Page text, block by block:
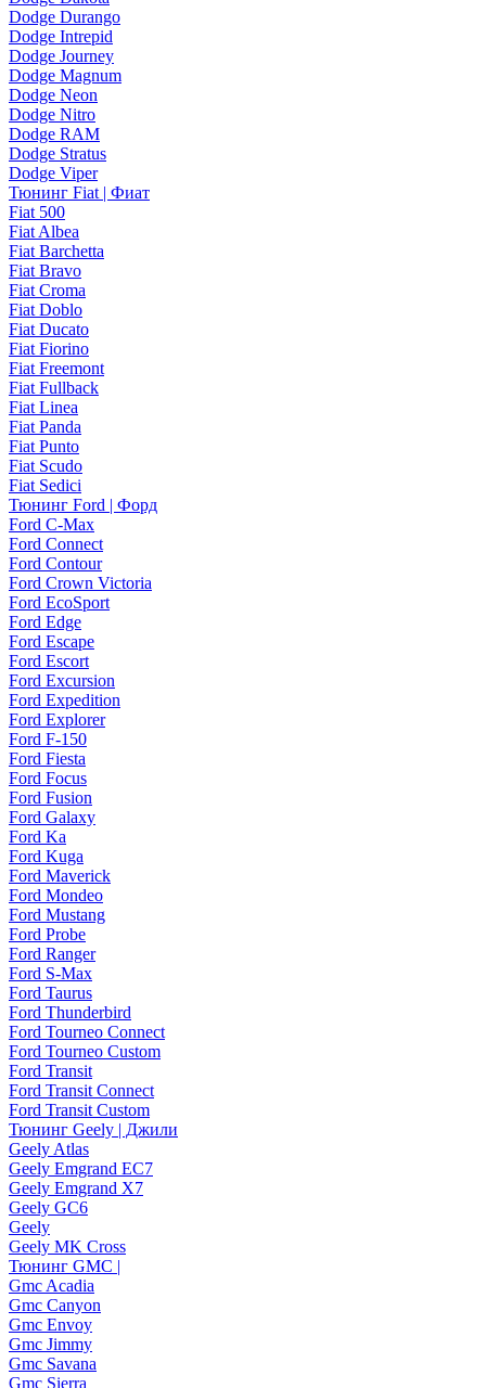
Dodge Durango
Dodge Intrepid
Dodge Journey
Dodge Magnum
Dodge Neon
Dodge Nitro
Dodge RAM
Dodge Stratus
Dodge Viper
Тюнинг Fiat | Фиат
Fiat 500
Fiat Albea
Fiat Barchetta
Fiat Bravo
Fiat Croma
Fiat Doblo
Fiat Ducato
Fiat Fiorino
Fiat Freemont
Fiat Fullback
Fiat Linea
Fiat Panda
Fiat Punto
Fiat Scudo
Fiat Sedici
Тюнинг Ford | Форд
Ford C-Max
Ford Connect
Ford Contour
Ford Crown Victoria
Ford EcoSport
Ford Edge
Ford Escape
Ford Escort
Ford Excursion
Ford Expedition
Ford Explorer
Ford F-150
Ford Fiesta
Ford Focus
Ford Fusion
Ford Galaxy
Ford Ka
Ford Kuga
Ford Maverick
Ford Mondeo
Ford Mustang
Ford Probe
Ford Ranger
Ford S-Max
Ford Taurus
Ford Thunderbird
Ford Tourneo Connect
Ford Tourneo Custom
Ford Transit
Ford Transit Connect
Ford Transit Custom
Тюнинг Geely | Джили
Geely Atlas
Geely Emgrand EC7
Geely Emgrand X7
Geely GC6
Geely
Geely MK Cross
Тюнинг GMC |
Gmc Acadia
Gmc Canyon
Gmc Envoy
Gmc Jimmy
Gmc Savana
Gmc Sierra